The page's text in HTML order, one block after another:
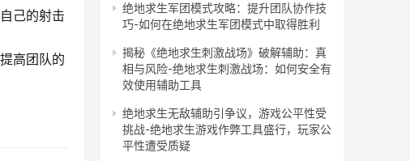
己的射击
高团队的
绝地求生军团模式攻略：提升团队协作技
巧-如何在绝地求生军团模式中取得胜利
揭秘《绝地求生刺激战场》破解辅助：真
相与风险-绝地求生刺激战场：如何安全有
效使用辅助工具
绝地求生无敌辅助引争议，游戏公平性受
挑战-绝地求生游戏作弊工具盛行，玩家公
平性遭受质疑